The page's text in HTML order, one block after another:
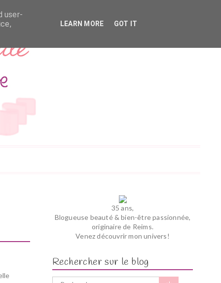
35 ans,
Blogueuse beauté & bien-être passionnée,
originaire de Reims.
Venez découvrir mon univers!
Rechercher sur le blog
user-
LEARN MORE GOT IT